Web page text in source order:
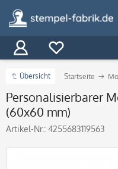
Übersicht Startseite
Personalisierbarer
(60x60 mm)
Artikel-Nr.: 4255683119563